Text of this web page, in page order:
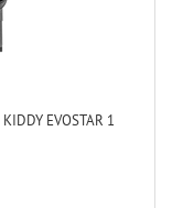
EVOSTAR 1